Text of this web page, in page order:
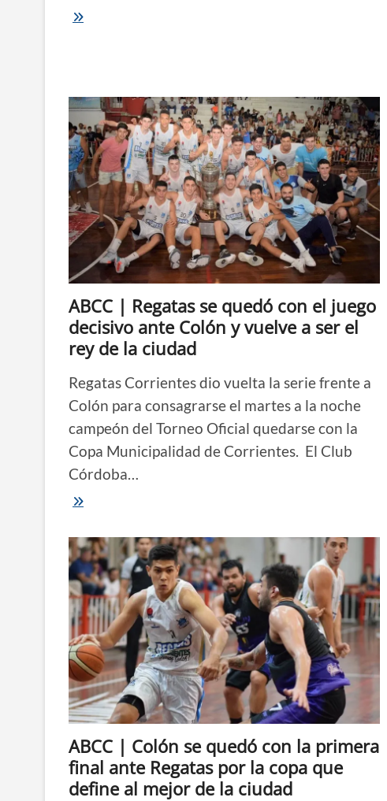
LFB
a
AMAD
y
sumó
su
segunda
victoria
consecutiva
ABCC | Regatas se quedó con el juego
decisivo ante Colón y vuelve a ser el
rey de la ciudad
Regatas Corrientes dio vuelta la serie frente a
Colón para consagrarse el martes a la noche
campeón del Torneo Oficial quedarse con la
Copa Municipalidad de Corrientes. El Club
Córdoba…
ABCC
se
quedó
con
el
juego
decisivo
ante
Colón
y
vuelve
a
ser
el
rey
de
la
ciudad
ABCC | Colón se quedó con la primera
final ante Regatas por la copa que
define al mejor de la ciudad